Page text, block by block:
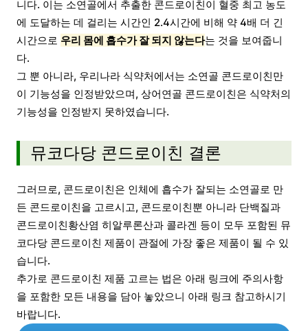
니다. 이는 소연골에서 추출한 콘드로이친이 혈중 최고 농도
에 도달하는 데 걸리는 시간인 2.4시간에 비해 약 4배 더 긴
시간으로 우리 몸에 흡수가 잘 되지 않는다는 것을 보여줍니
다.
그 뿐 아니라, 우리나라 식약처에서는 소연골 콘드로이친만
이 기능성을 인정받았으며, 상어연골 콘드로이친은 식약처의
기능성을 인정받지 못하였습니다.
뮤코다당 콘드로이친 결론
그러므로, 콘드로이친은 인체에 흡수가 잘되는 소연골로 만
든 콘드로이친을 고르시고, 콘드로이친뿐 아니라 단백질과
콘드로이친황산염 히알루론산과 콜라겐 등이 모두 포함된 뮤
코다당 콘드로이친 제품이 관절에 가장 좋은 제품이 될 수 있
습니다.
추가로 콘드로이친 제품 고르는 법은 아래 링크에 주의사항
을 포함한 모든 내용을 담아 놓았으니 아래 링크 참고하시기
바랍니다.